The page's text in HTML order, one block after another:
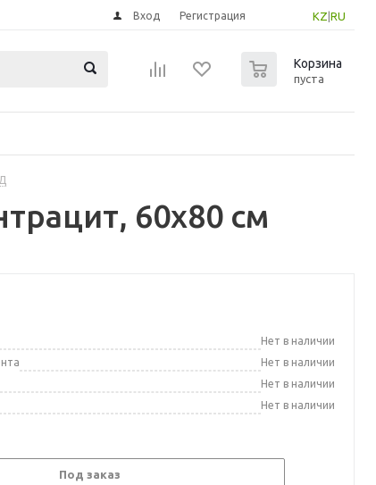
KZ RU
Вход Регистрация
Корзина
пуста
60x80 см
Нет в наличии
Нет в наличии
Нет в наличии
Нет в наличии
Под заказ